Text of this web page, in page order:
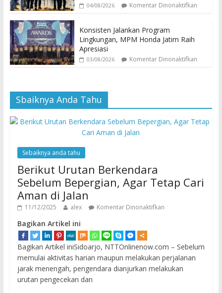
04/08/2026 Komentar Dinonaktifkan
Konsisten Jalankan Program
Lingkungan, MPM Honda Jatim Raih
Apresiasi
03/08/2026 Komentar Dinonaktifkan
Sbaiknya Anda Tahu
Sebaiknya anda tahu
Berikut Urutan Berkendara
Sebelum Bepergian, Agar Tetap Cari
Aman di Jalan
11/12/2025 alex Komentar Dinonaktifkan
Bagikan Artikel ini
Bagikan Artikel iniSidoarjo, NTTOnlinenow.com – Sebelum
memulai aktivitas harian maupun melakukan perjalanan
jarak menengah, pengendara dianjurkan melakukan
urutan pengecekan dan